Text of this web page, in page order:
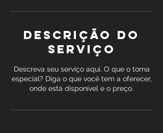
Descrição do
serviço
Descreva seu serviço aqui. O que o torna
especial? Diga o que você tem a oferecer,
onde está disponível e o preço.